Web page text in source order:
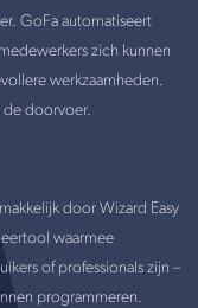
GoFa automatiseert
zich kunnen
werkzaamheden.
doorvoer.
door Wizard Easy
waarmee
of professionals zijn –
programmeren.